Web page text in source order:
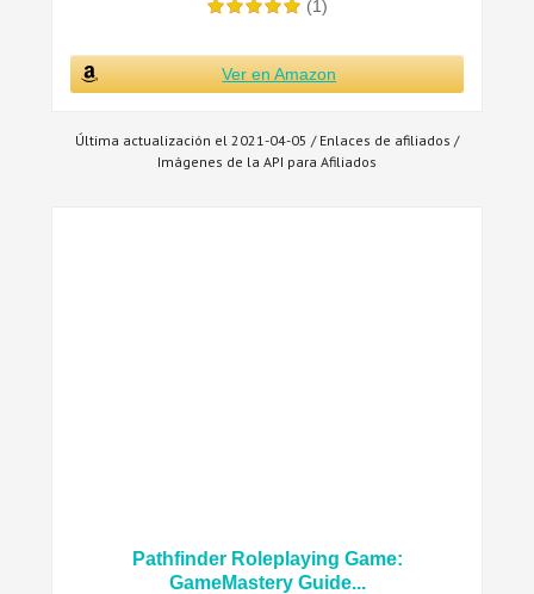
(1)
Ver en Amazon
Última actualización el 2021-04-05 / Enlaces de afiliados /
Imágenes de la API para Afiliados
Pathfinder Roleplaying Game:
GameMastery Guide...